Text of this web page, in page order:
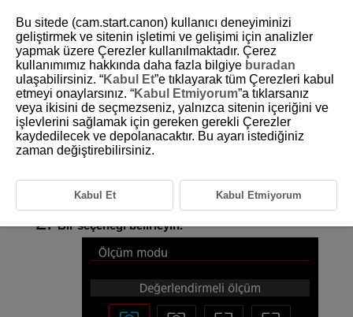
D388-076
Ölçüm Modu
Konu parlaklığının ölçülmesi için dört yöntem (ölçüm modu) mevcuttur.
Normal durumlarda değerlendirmeli ölçüm kullanmanız önerilir. Temel
Alan modlarında, otomatik olarak değerlendirmeli ölçüm ayarlanır.
:Ölçüm modu
) seçimi yapın.
Bir seçeneği belirleyin.
Bu sitede (cam.start.canon) kullanıcı deneyiminizi
geliştirmek ve sitenin işletimi ve gelişimi için analizler
yapmak üzere Çerezler kullanılmaktadır. Çerez
kullanımımız hakkında daha fazla bilgiye buradan
ulaşabilirsiniz. “Kabul Et”e tıklayarak tüm Çerezleri kabul
etmeyi onaylarsınız. “Kabul Etmiyorum”a tıklarsanız
veya ikisini de seçmezseniz, yalnızca sitenin içeriğini ve
işlevlerini sağlamak için gereken gerekli Çerezler
kaydedilecek ve depolanacaktır. Bu ayarı istediğiniz
zaman değiştirebilirsiniz.
Kabul Et Kabul Etmiyorum